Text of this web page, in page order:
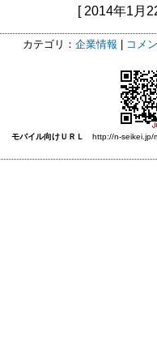
[ 2014年1月
カテゴリ： 企業情報 コメ
モバイル向けＵＲＬ http://n-seikei.jp/